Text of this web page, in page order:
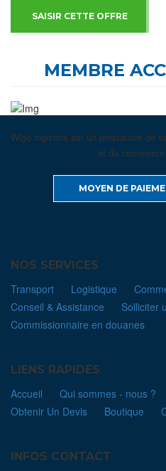
SAISIR CETTE OFFRE
MEMBRE
Wigo logistics est un prestataire de
et du
MOYEN DE
NOS SERVICES
Transport Logistique
Conseil & Assistance
Solliciter
Commissionnaire en douanes
LIENS RAPIDES
Accueil Qui sommes - nous ?
Obtenir Un Devis
Boutique
INFOS CONTACT